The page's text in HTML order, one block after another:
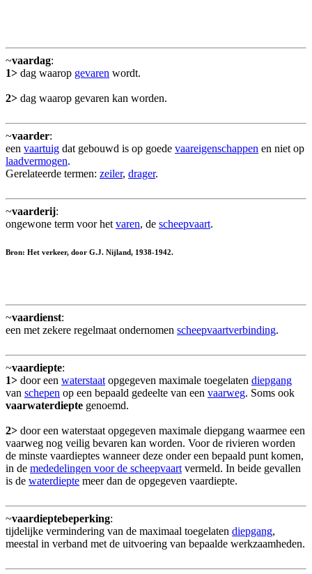
~vaardag:
1> dag waarop gevaren wordt.
2> dag waarop gevaren kan worden.
~vaarder:
een vaartuig dat gebouwd is op goede vaareigenschappen en niet op
laadvermogen.
Gerelateerde termen: zeiler, drager.
~vaarderij:
ongewone term voor het varen, de scheepvaart.
Bron: Het verkeer, door G.J. Nijland, 1938-1942.
~vaardienst:
een met zekere regelmaat ondernomen scheepvaartverbinding.
~vaardiepte:
1> door een waterstaat opgegeven maximale toegelaten diepgang
van schepen op een bepaald gedeelte van een vaarweg. Soms ook
vaarwaterdiepte genoemd.
2> door een waterstaat opgegeven maximale diepgang waarmee een
vaarweg nog veilig bevaren kan worden. Voor de rivieren worden
de minste vaardieptes wanneer deze onder een bepaald punt komen,
in de mededelingen voor de scheepvaart vermeld. In beide gevallen
is de waterdiepte meer dan de opgegeven vaardiepte.
~vaardieptebeperking:
tijdelijke vermindering van de maximaal toegelaten diepgang,
meestal in verband met de uitvoering van bepaalde werkzaamheden.